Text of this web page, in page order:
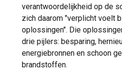
verantwoordelijkheid op de
zich daarom "verplicht voelt
oplossingen". Die
drie pijlers: besparing,
energiebronnen en schoon
brandstoffen.